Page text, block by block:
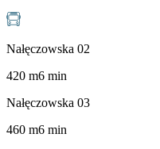
Nałęczowska 02
420 m6 min
Nałęczowska 03
460 m6 min